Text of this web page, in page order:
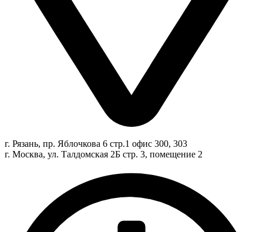
г. Рязань, пр. Яблочкова 6 стр.1 офис 300, 303
г. Москва, ул. Талдомская 2Б стр. 3, помещение 2